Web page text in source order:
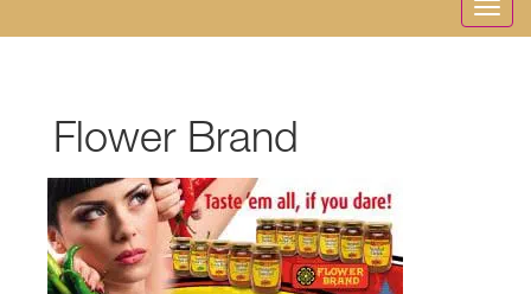
Flower Brand